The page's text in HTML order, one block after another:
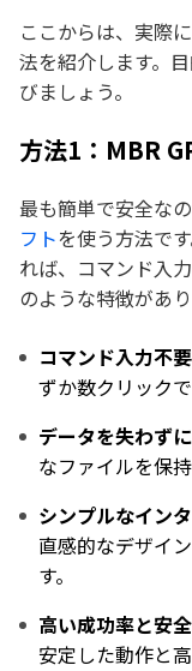
ここからは、実際
法を紹介します。
びましょう。
方法1：MBR
最も簡単で安全な
フトを使う方法です
れば、コマンド入
のような特徴があり
コマンド入力不
ずか数クリック
データを失わず
なファイルを保
シンプルなイン
直感的なデザイ
す。
高い成功率と安
安定した動作と